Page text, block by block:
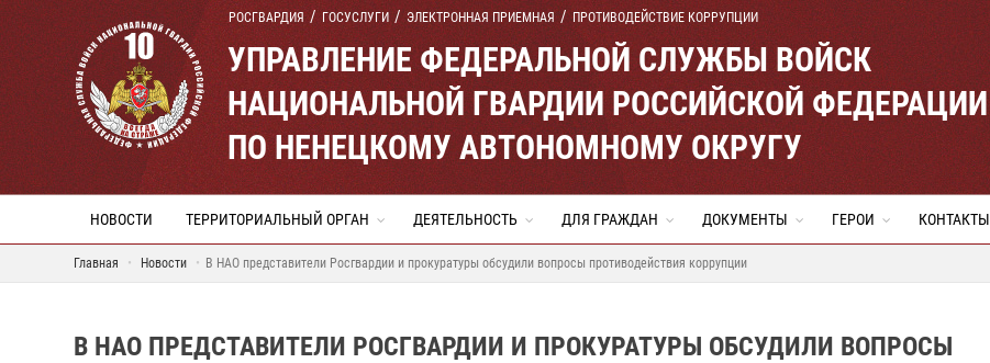
РОСГВАРДИЯ ГОСУСЛУГИ ЭЛЕКТРОННАЯ ПРИЕМНАЯ ПРОТИВОДЕЙСТВИЕ КОРРУПЦИИ
УПРАВЛЕНИЕ ФЕДЕРАЛЬНОЙ СЛУЖБЫ ВОЙСК
НАЦИОНАЛЬНОЙ ГВАРДИИ РОССИЙСКОЙ ФЕДЕРАЦИИ
ПО НЕНЕЦКОМУ АВТОНОМНОМУ ОКРУГУ
НОВОСТИ ТЕРРИТОРИАЛЬНЫЙ ОРГАН ДЕЯТЕЛЬНОСТЬ ДЛЯ ГРАЖДАН ДОКУМЕНТЫ ГЕРОИ КОНТАКТЫ
Главная Новости В НАО представители Росгвардии и прокуратуры обсудили вопросы противодействия коррупции
В НАО ПРЕДСТАВИТЕЛИ РОСГВАРДИИ И ПРОКУРАТУРЫ ОБСУДИЛИ ВОПРОСЫ